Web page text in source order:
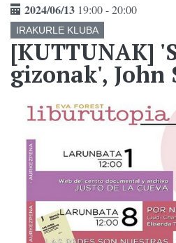
2024/06/13 19:00 - 20:00
IRAKURLE KLUBA
[KUTTUNAK]
gizonak', John